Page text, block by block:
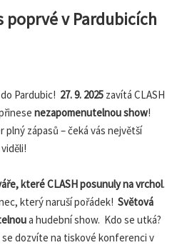
poprvé v Pardubicích
do Pardubic! 27. 9. 2025 zavítá CLASH
nezapomenutelnou show!
plný zápasů – čeká vás největší
které CLASH posunuly na vrchol.
který naruší pořádek! Světová
a hudební show. Kdo se utká?
se dozvíte na tiskové konferenci v